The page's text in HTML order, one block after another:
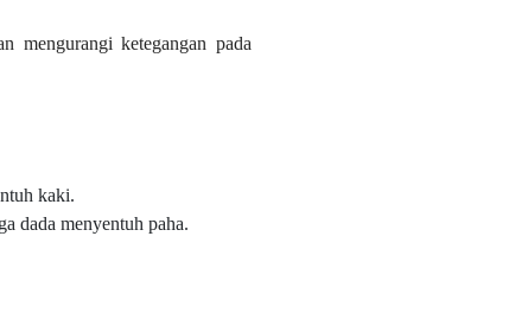
mengurangi ketegangan pada
kaki.
dada menyentuh paha.